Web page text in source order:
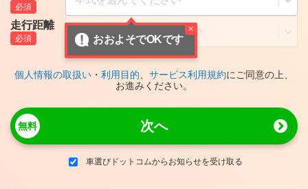
おおよそでOKです
走行距離
個人情報の取扱い ・ 利用目的 サービス利用規約にご同意の上、
お進みください。
次へ
車選びドットコムからお知らせを受け取る